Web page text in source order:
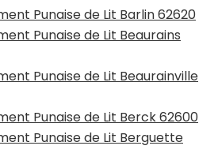
Punaise de Lit Barlin 62620
Punaise de Lit Beaurains
Punaise de Lit Beaurainville
Punaise de Lit Berck 62600
Punaise de Lit Berguette